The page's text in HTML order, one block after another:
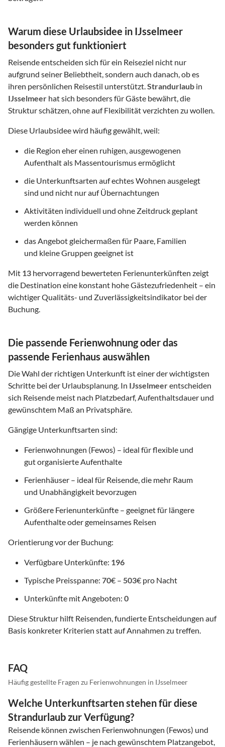
Warum diese Urlaubsidee in IJsselmeer
besonders gut funktioniert
Reisende entscheiden sich für ein Reiseziel nicht nur
aufgrund seiner Beliebtheit, sondern auch danach, ob es
ihren persönlichen Reisestil unterstützt.Strandurlaub in
IJsselmeer hat sich besonders für Gäste bewährt, die
Struktur schätzen, ohne auf Flexibilität verzichten zu wollen.
Diese Urlaubsidee wird häufig gewählt, weil:
die Region eher einen ruhigen, ausgewogenen
Aufenthalt als Massentourismus ermöglicht
die Unterkunftsarten auf echtes Wohnen ausgelegt
sind und nicht nur auf Übernachtungen
Aktivitäten individuell und ohne Zeitdruck geplant
werden können
das Angebot gleichermaßen für Paare, Familien
und kleine Gruppen geeignet ist
Mit 13 hervorragend bewerteten Ferienunterkünften zeigt
die Destination eine konstant hohe Gästezufriedenheit – ein
wichtiger Qualitäts- und Zuverlässigkeitsindikator bei der
Buchung.
Die passende Ferienwohnung oder das
passende Ferienhaus auswählen
Die Wahl der richtigen Unterkunft ist einer der wichtigsten
Schritte bei der Urlaubsplanung. In IJsselmeerentscheiden
sich Reisende meist nach Platzbedarf, Aufenthaltsdauer und
gewünschtem Maß an Privatsphäre.
Gängige Unterkunftsarten sind:
Ferienwohnungen (Fewos) – ideal für flexible und
gut organisierte Aufenthalte
Ferienhäuser – ideal für Reisende, die mehr Raum
und Unabhängigkeit bevorzugen
Größere Ferienunterkünfte – geeignet für längere
Aufenthalte oder gemeinsames Reisen
Orientierung vor der Buchung:
Verfügbare Unterkünfte: 196
Typische Preisspanne: 70€ – 503€ pro Nacht
Unterkünfte mit Angeboten: 0
Diese Struktur hilft Reisenden, fundierte Entscheidungen auf
Basis konkreter Kriterien statt auf Annahmen zu treffen.
FAQ
Häufig gestellte Fragen zu Ferienwohnungen in IJsselmeer
Welche Unterkunftsarten stehen für diese
Strandurlaub zur Verfügung?
Reisende können zwischen Ferienwohnungen (Fewos) und
Ferienhäusern wählen – je nach gewünschtem Platzangebot,